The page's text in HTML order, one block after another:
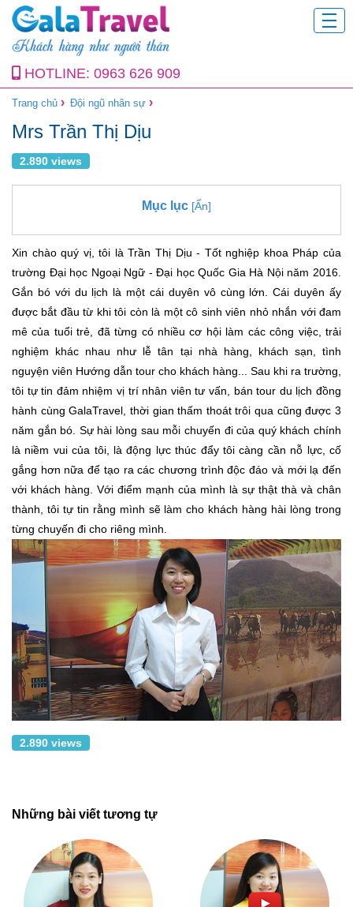
HOTLINE: 0963 626 909
Trang chủ › Đội ngũ nhân sự ›
Mrs Trần Thị Dịu
2.890 views
Mục lục [Ẩn]
Xin chào quý vị, tôi là Trần Thị Dịu - Tốt nghiệp khoa Pháp của
trường Đại học Ngoại Ngữ - Đại học Quốc Gia Hà Nội năm 2016.
Gắn bó với du lịch là một cái duyên vô cùng lớn. Cái duyên ấy
được bắt đầu từ khi tôi còn là một cô sinh viên nhỏ nhắn với đam
mê của tuổi trẻ, đã từng có nhiều cơ hội làm các công việc, trải
nghiệm khác nhau như lễ tân tại nhà hàng, khách sạn, tình
nguyện viên Hướng dẫn tour cho khách hàng... Sau khi ra trường,
tôi tự tin đảm nhiệm vị trí nhân viên tư vấn, bán tour du lịch đồng
hành cùng GalaTravel, thời gian thấm thoát trôi qua cũng được 3
năm gắn bó. Sự hài lòng sau mỗi chuyến đi của quý khách chính
là niềm vui của tôi, là động lực thúc đẩy tôi càng cần nỗ lực, cố
gắng hơn nữa để tạo ra các chương trình độc đáo và mới lạ đến
với khách hàng. Với điểm mạnh của mình là sự thật thà và chân
thành, tôi tự tin rằng mình sẽ làm cho khách hàng hài lòng trong
từng chuyến đi cho riêng mình.
2.890 views
Những bài viết tương tự